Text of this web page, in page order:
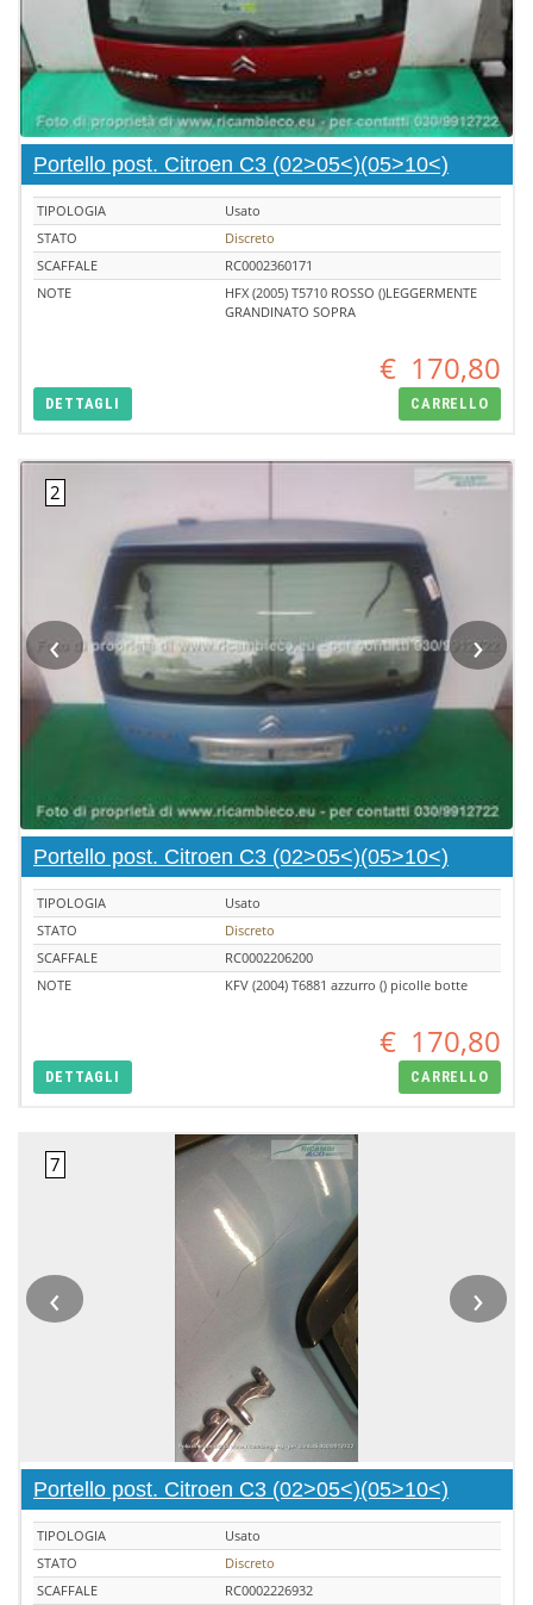
Portello post. Citroen C3 (02>05<)(05>10<)
TIPOLOGIA
Usato
STATO
Discreto
SCAFFALE
RC0002360171
NOTE
HFX (2005) T5710 ROSSO ()LEGGERMENTE
GRANDINATO SOPRA
€ 170,80
DETTAGLI CARRELLO
‹ ›
Portello post. Citroen C3 (02>05<)(05>10<)
TIPOLOGIA
Usato
STATO
Discreto
SCAFFALE
RC0002206200
NOTE
KFV (2004) T6881 azzurro () picolle botte
€ 170,80
DETTAGLI CARRELLO
‹ ›
Portello post. Citroen C3 (02>05<)(05>10<)
TIPOLOGIA
Usato
STATO
Discreto
SCAFFALE
RC0002226932